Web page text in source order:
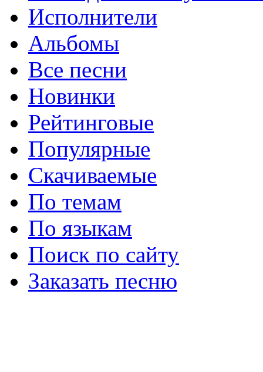
Исполнители
Альбомы
Все песни
Новинки
Рейтинговые
Популярные
Скачиваемые
По темам
По языкам
Поиск по сайту
Заказать песню